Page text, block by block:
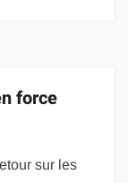
force
sur les